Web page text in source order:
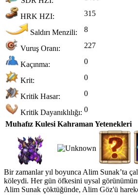
HRK HZI: 315
Saldırı Menzili: 8
Vuruş Oranı: 227
Kaçınma: 0
Krit: 0
Kritik Hasar: 0
Kritik Dayanıklılığı: 0
Muhafız Kulesi Kahraman Yetenekleri
Bir zamanlar yıl boyunca Alim Sunak’ta
köleydi. Her gün öfkesini uysal
Alim Sunak çöktüğünde, Alim Göz'ü